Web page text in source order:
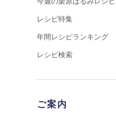
レシピ特集
年間レシピランキング
レシピ検索
ご案内